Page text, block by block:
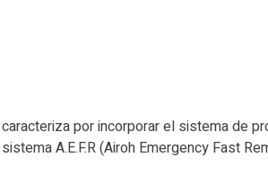
por incorporar el sistema de
A.E.F.R (Airoh Emergency Fast